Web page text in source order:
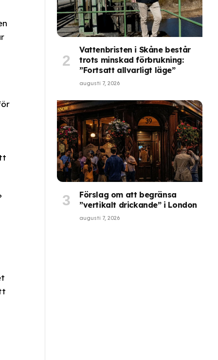
Vattenbristen i Skåne består
trots minskad förbrukning:
”Fortsatt allvarligt läge”
augusti 7, 2026
Förslag om att begränsa
”vertikalt drickande” i London
augusti 7, 2026